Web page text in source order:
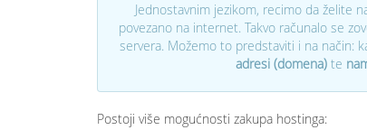
Jednostavnim jezikom, recimo da želite
povezano na internet. Takvo računalo se
servera. Možemo to predstaviti i na način:
adresi (domena)te
Postoji više mogućnosti zakupa hostinga: